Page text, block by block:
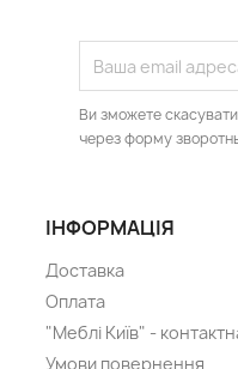
Ви зможете
через форму
ІНФОРМАЦІЯ
Доставка
Оплата
"Меблі Київ" -
Умови повернення